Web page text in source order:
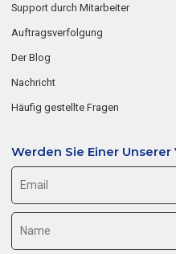
Support durch Mitarbeiter
Auftragsverfolgung
Der Blog
Nachricht
Häufig gestellte Fragen
Werden Sie Einer